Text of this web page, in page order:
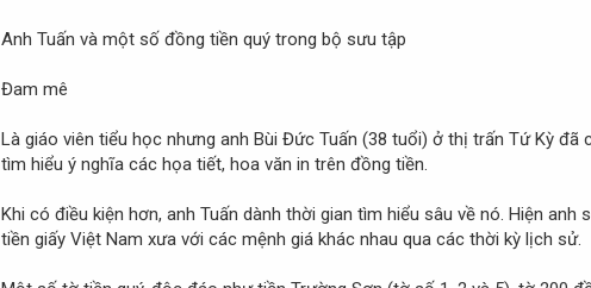
Anh Tuấn và một số đồng tiền quý trong bộ sưu tập
Đam mê
Là giáo viên tiểu học nhưng anh Bùi Đức Tuấn (38 tuổi) ở thị trấn Tứ Kỳ
tìm hiểu ý nghĩa các họa tiết, hoa văn in trên đồng tiền.
Khi có điều kiện hơn, anh Tuấn dành thời gian tìm hiểu sâu về nó. Hiện
tiền giấy Việt Nam xưa với các mệnh giá khác nhau qua các thời kỳ lịch sử.